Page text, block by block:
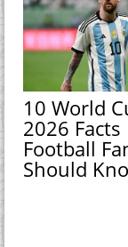
10 World
2026 Facts
Football
Should